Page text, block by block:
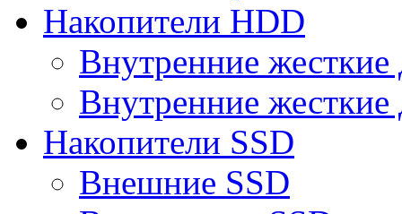
Накопители HDD
Внутренние
Внутренние
Накопители SSD
Внешние SSD